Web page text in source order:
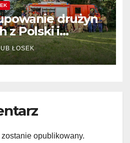
drużyn
z Polski i
ŁOSEK
opublikowany.